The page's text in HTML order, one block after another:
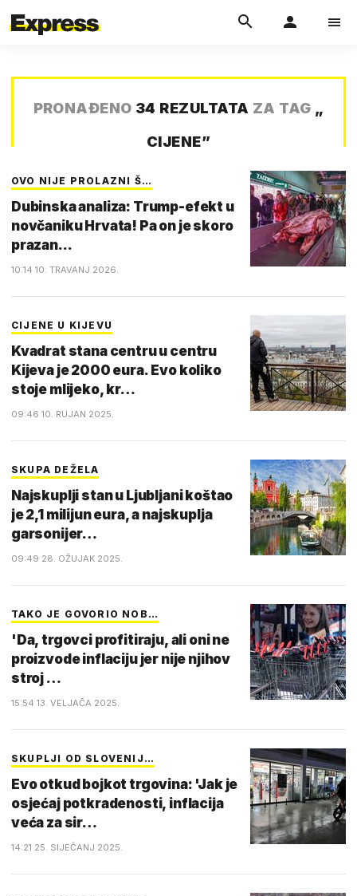
PRONAĐENO 34 REZULTATA ZA TAG „
CIJENE”
OVO NIJE PROLAZNI Š…
Dubinska analiza: Trump-efekt u
novčaniku Hrvata! Pa on je skoro
prazan...
10:14 10. TRAVANJ 2026.
CIJENE U KIJEVU
Kvadrat stana centru u centru
Kijeva je 2000 eura. Evo koliko
stoje mlijeko, kr…
09:46 10. RUJAN 2025.
SKUPA DEŽELA
Najskuplji stan u Ljubljani koštao
je 2,1 milijun eura, a najskuplja
garsonijer…
09:49 28. OŽUJAK 2025.
TAKO JE GOVORIO NOB…
'Da, trgovci profitiraju, ali oni ne
proizvode inflaciju jer nije njihov
stroj …
15:54 13. VELJAČA 2025.
SKUPLJI OD SLOVENIJ…
Evo otkud bojkot trgovina: 'Jak je
osjećaj potkradenosti, inflacija
veća za sir…
14:21 25. SIJEČANJ 2025.